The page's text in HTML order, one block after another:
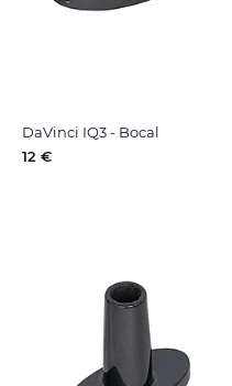
DaVinci IQ3 - Bocal
12 €